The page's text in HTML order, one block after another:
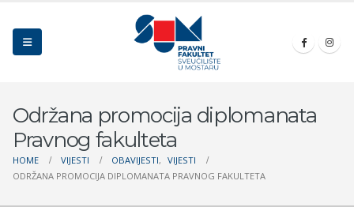
Održana promocija diplomanata
Pravnog fakulteta
HOME VIJESTI OBAVIJESTI, VIJESTI
ODRŽANA PROMOCIJA DIPLOMANATA PRAVNOG FAKULTETA